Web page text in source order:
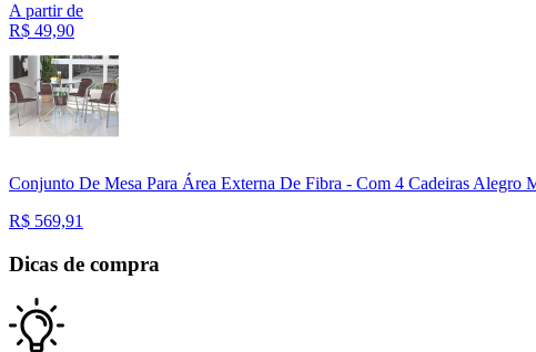
A partir de
R$ 49,90
Conjunto De Mesa Para Área Externa De Fibra - Com 4 Cadeiras Alegro
R$ 569,91
Dicas de compra